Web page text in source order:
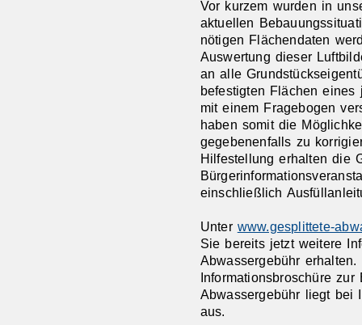
Vor kurzem wurden in
aktuellen
nötigen Flächendaten
Auswertung dieser
an alle
befestigten Flächen
mit einem Fragebogen
haben somit die
gegebenenfalls zu
Hilfestellung erhalten die
einschließlich
Unter www.gesplittete-
Sie bereits jetzt weitere
Abwassergebühr
Informationsbroschüre
Abwassergebühr liegt bei
aus.